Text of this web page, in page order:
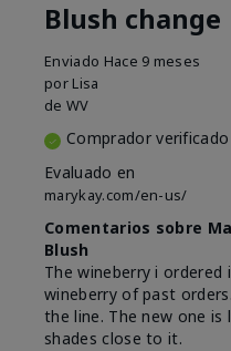
Blush change
Enviado Hace 9 meses
por Lisa
de WV
Comprador verificado
Evaluado en
marykay.com/en-us/
Comentarios sobre
Blush
The wineberry i
wineberry of past
the line. The new one
shades close to it.